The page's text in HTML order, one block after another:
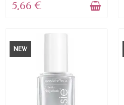
5,66 €
NEW